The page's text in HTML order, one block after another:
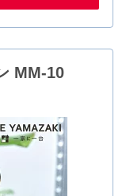
MM-10